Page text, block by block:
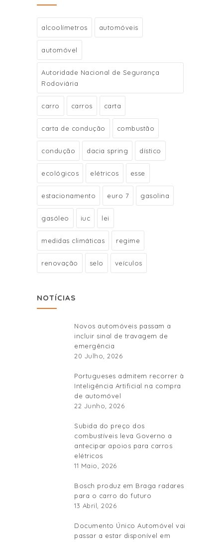
alcoolímetros automóveis
automóvel
Autoridade Nacional de Segurança
Rodoviária
carro carros carta
carta de condução combustão
condução dacia spring dístico
ecológicos elétricos esse
estacionamento euro 7 gasolina
gasóleo iuc lei
medidas climáticas regime
renovação selo veículos
NOTÍCIAS
Novos automóveis passam a
incluir sinal de travagem de
emergência
20 Julho, 2026
Portugueses admitem recorrer à
Inteligência Artificial na compra
de automóvel
22 Junho, 2026
Subida do preço dos
combustíveis leva Governo a
antecipar apoios para carros
elétricos
11 Maio, 2026
Bosch produz em Braga radares
para o carro do futuro
13 Abril, 2026
Documento Único Automóvel vai
passar a estar disponível em